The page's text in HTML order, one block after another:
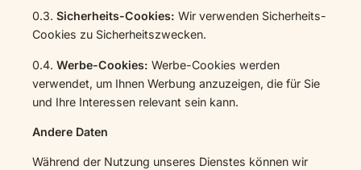
0.3. Sicherheits-Cookies: Wir verwenden Sicherheits-
Cookies zu Sicherheitszwecken.
0.4. Werbe-Cookies: Werbe-Cookies werden
verwendet, um Ihnen Werbung anzuzeigen, die für Sie
und Ihre Interessen relevant sein kann.
Andere Daten
Während der Nutzung unseres Dienstes können wir